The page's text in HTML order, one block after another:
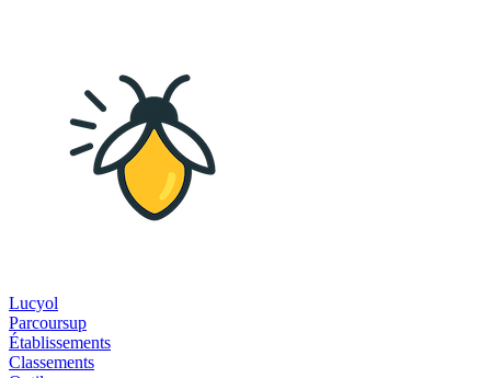
Lucyol
Parcoursup
Établissements
Classements